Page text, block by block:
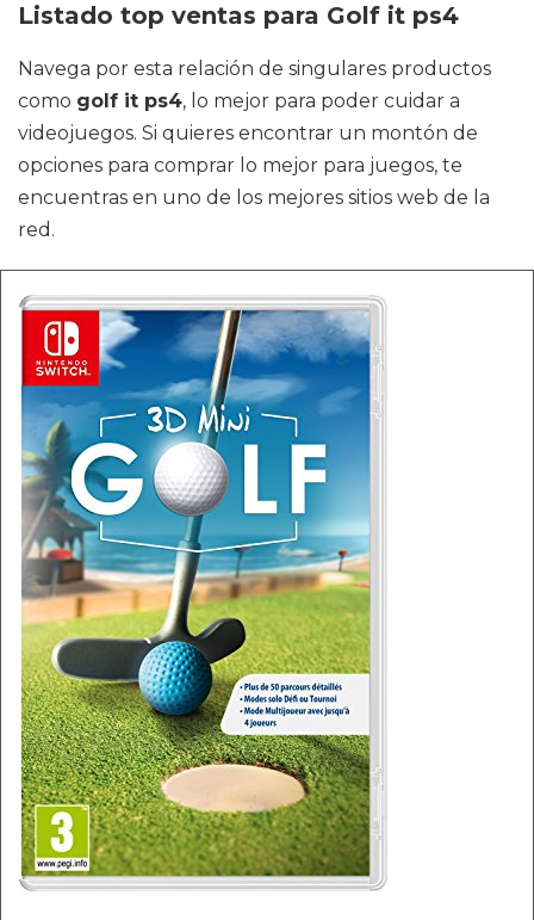
Listado top ventas para Golf it ps4
Navega por esta relación de singulares productos
como golf it ps4, lo mejor para poder cuidar a
videojuegos. Si quieres encontrar un montón de
opciones para comprar lo mejor para juegos, te
encuentras en uno de los mejores sitios web de la
red.